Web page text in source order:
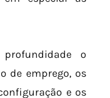
o
de emprego, os
e os